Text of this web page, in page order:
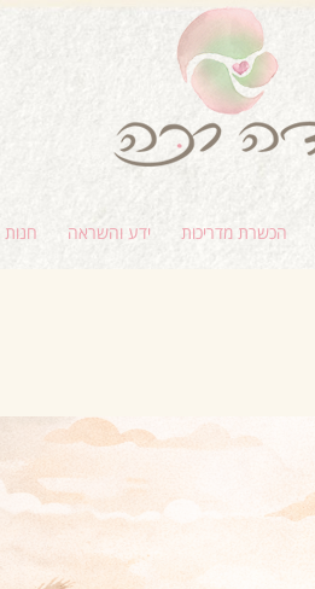
הכשרת מדריכות ידע והשראה חנות